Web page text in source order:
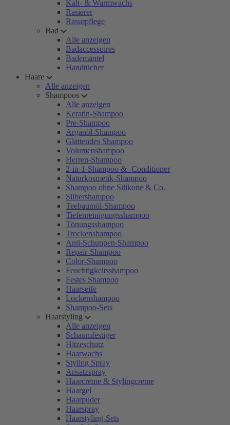
Kalt- & Warmwachs
Rasierer
Rasurpflege
Bad
Alle anzeigen
Badaccessoires
Bademäntel
Handtücher
Haare
Alle anzeigen
Shampoos
Alle anzeigen
Keratin-Shampoo
Pre-Shampoo
Arganöl-Shampoo
Glättendes Shampoo
Volumenshampoo
Herren-Shampoo
2-in-1-Shampoo & -Conditioner
Naturkosmetik-Shampoo
Shampoo ohne Silikone & Co.
Silbershampoo
Teebaumöl-Shampoo
Tiefenreinigungsshampoo
Tönungsshampoo
Trockenshampoo
Anti-Schuppen-Shampoo
Repair-Shampoo
Color-Shampoo
Feuchtigkeitsshampoo
Festes Shampoo
Haarseife
Lockenshampoo
Shampoo-Sets
Haarstyling
Alle anzeigen
Schaumfestiger
Hitzeschutz
Haarwachs
Styling Spray
Ansatzspray
Haarcreme & Stylingcreme
Haargel
Haarpuder
Haarspray
Haarstyling-Sets